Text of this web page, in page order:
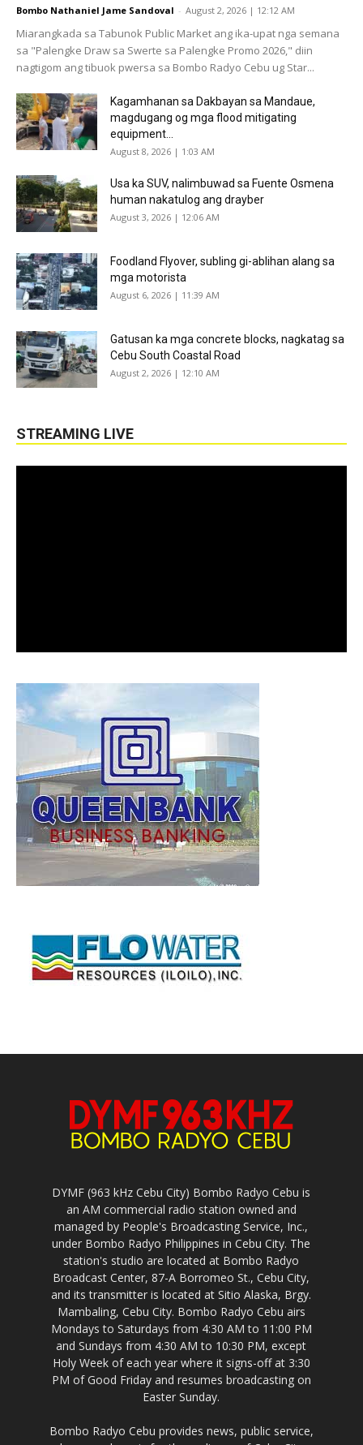
Bombo Nathaniel Jame Sandoval - August 2, 2026 | 12:12 AM
Miarangkada sa Tabunok Public Market ang ika-upat nga semana
sa "Palengke Draw sa Swerte sa Palengke Promo 2026," diin
nagtigom ang tibuok pwersa sa Bombo Radyo Cebu ug Star...
Kagamhanan sa Dakbayan sa Mandaue,
magdugang og mga flood mitigating
equipment...
August 8, 2026 | 1:03 AM
Usa ka SUV, nalimbuwad sa Fuente Osmena
human nakatulog ang drayber
August 3, 2026 | 12:06 AM
Foodland Flyover, subling gi-ablihan alang sa
mga motorista
August 6, 2026 | 11:39 AM
Gatusan ka mga concrete blocks, nagkatag sa
Cebu South Coastal Road
August 2, 2026 | 12:10 AM
STREAMING LIVE
DYMF (963 kHz Cebu City) Bombo Radyo Cebu is
an AM commercial radio station owned and
managed by People's Broadcasting Service, Inc.,
under Bombo Radyo Philippines in Cebu City. The
station's studio are located at Bombo Radyo
Broadcast Center, 87-A Borromeo St., Cebu City,
and its transmitter is located at Sitio Alaska, Brgy.
Mambaling, Cebu City. Bombo Radyo Cebu airs
Mondays to Saturdays from 4:30 AM to 11:00 PM
and Sundays from 4:30 AM to 10:30 PM, except
Holy Week of each year where it signs-off at 3:30
PM of Good Friday and resumes broadcasting on
Easter Sunday.
Bombo Radyo Cebu provides news, public service,